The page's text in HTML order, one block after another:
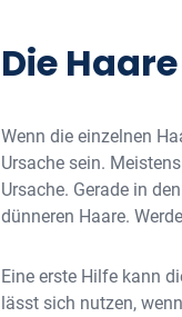
Die
Wenn die einzelnen
Ursache sein.
Ursache. Gerade in
dünneren Haare.
Eine erste Hilfe kann
lässt sich nutzen,